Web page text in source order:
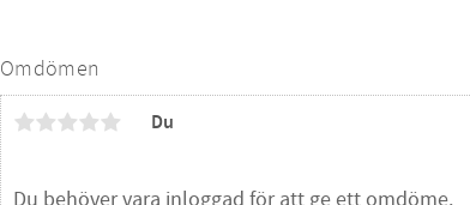
Omdömen
Du